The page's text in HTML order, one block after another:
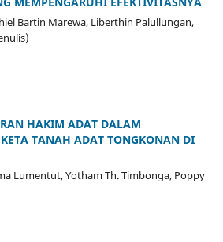
Bartin Marewa, Liberthin Palullungan,
HAKIM ADAT DALAM
TANAH ADAT TONGKONAN DI
Lumentut, Yotham Th. Timbonga, Poppy